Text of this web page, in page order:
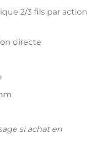
2/3 fils par action
directe
si achat en